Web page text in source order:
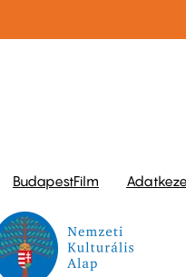
BudapestFilm